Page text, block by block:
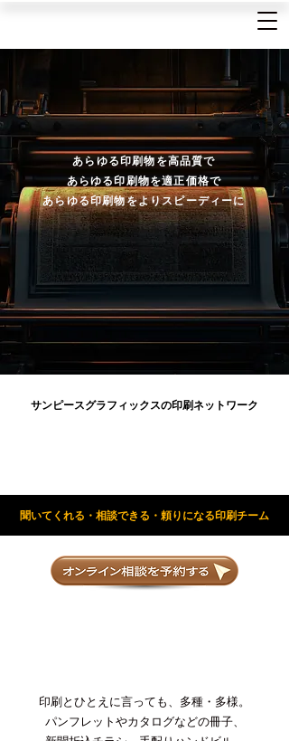
あらゆる印刷物を高品質で
あらゆる印刷物を適正価格で
あらゆる印刷物をよりスピーディーに
サンピースグラフィックスの印刷ネットワーク
聞いてくれる・相談できる・頼りになる印刷チーム
印刷とひとえに言っても、多種・多様。
パンフレットやカタログなどの冊子、